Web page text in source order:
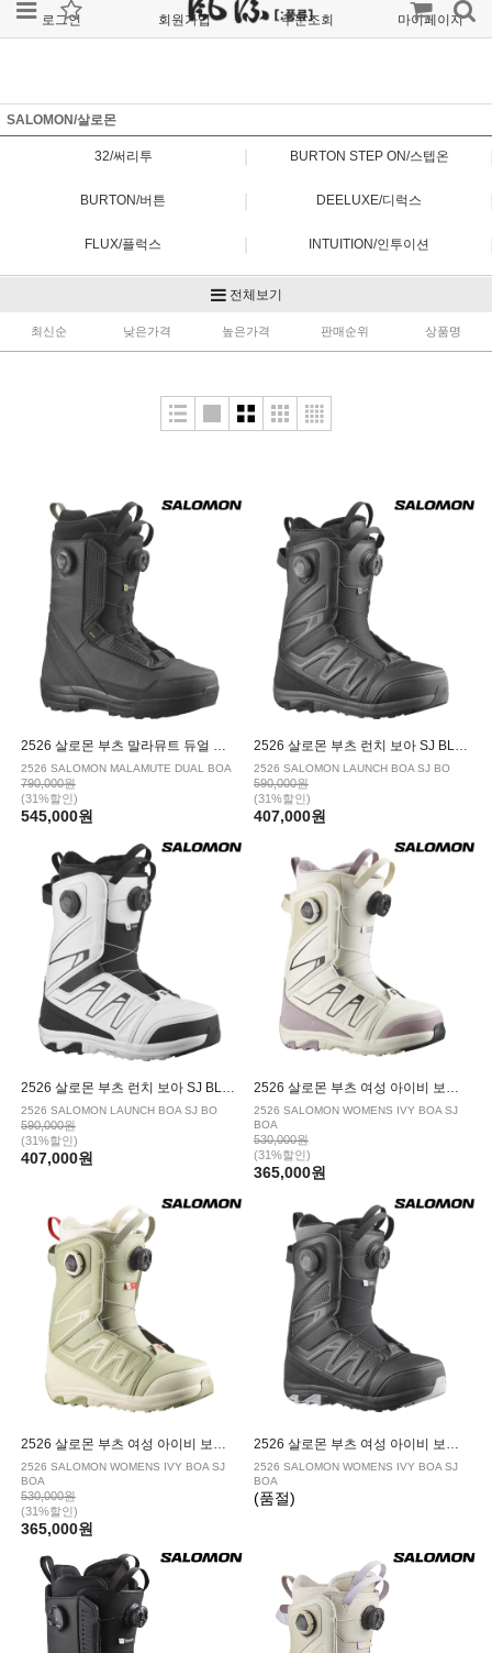
로그인 회원가입 주문조회 마이페이지
SALOMON/살로몬
32/써리투 BURTON STEP ON/스텝온
BURTON/버튼 DEELUXE/디럭스
FLUX/플럭스 INTUITION/인투이션
|
NORTHWAVE/노스웨이브 | POWERRIDE/파워라이드
|
전체보기
최신순 낮은가격 높은가격 판매순위 상품명
2526 살로몬 부츠 말라뮤트 듀얼 보아 BLACK
2526 SALOMON MALAMUTE DUAL BOA
790,000원
(31%할인)
545,000원
2526 살로몬 부츠 런치 보아 SJ BLACK
2526 SALOMON LAUNCH BOA SJ BO
590,000원
(31%할인)
407,000원
2526 살로몬 부츠 런치 보아 SJ BLACK WHITE
2526 SALOMON LAUNCH BOA SJ BO
590,000원
(31%할인)
407,000원
2526 살로몬 부츠 여성 아이비 보아 SJ CICLE NIRVANA
2526 SALOMON WOMENS IVY BOA SJ
BOA
530,000원
(31%할인)
365,000원
2526 살로몬 부츠 여성 아이비 보아 SJ TEA ALMOND
2526 SALOMON WOMENS IVY BOA SJ
BOA
530,000원
(31%할인)
365,000원
2526 살로몬 부츠 여성 아이비 보아 SJ BLACK
2526 SALOMON WOMENS IVY BOA SJ
BOA
(품절)